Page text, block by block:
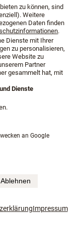
hochlagern.
und
etwa 2-3
es sich für Sie
zu können, sind
Weitere
Daten finden
.
Dienste mit Ihrer
zu personalisieren,
Website zu
Partner
gesammelt hat, mit
Dienste
an Google
Ablehnen
Impressum